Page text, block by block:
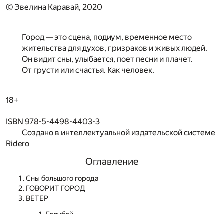
© Эвелина Каравай, 2020
Город — это сцена, подиум, временное место
жительства для духов, призраков и живых людей.
Он видит сны, улыбается, поет песни и плачет.
От грусти или счастья. Как человек.
18+
ISBN 978-5-4498-4403-3
Создано в интеллектуальной издательской системе
Ridero
Оглавление
Сны большого города
ГОВОРИТ ГОРОД
ВЕТЕР